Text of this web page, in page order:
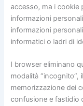
accesso, ma i cookie
informazioni
informazioni
informatici o ladri di
I browser eliminano
modalità “incognito”,
memorizzazione dei
confusione e fastidio